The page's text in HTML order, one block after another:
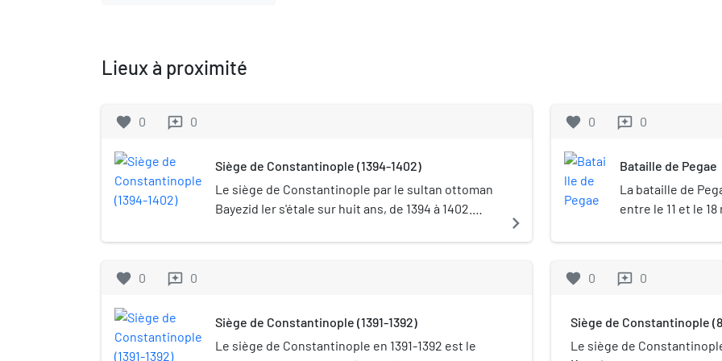
Lieux à proximité
favorite 0 reviews 0
Siège de Constantinople (1394-1402)
Le siège de Constantinople par le sultan ottoman
Bayezid Ier s'étale sur huit ans, de 1394 à 1402.
s'apparente plus à un blocus qui isole
assistances par voie maritime. Ce siège ou blocus
de Constantinople conduit les princes chrétiens à
navigate_next
favorite 0 reviews 0
Siège de Constantinople (1391-1392)
Le siège de Constantinople en 1391-1392 est le
favorite 0 reviews 0
Bataille de Pegae
La bataille de
entre le 11 et le
byzantino-
Marie-de-la-
Dès la première
byzantines
favorite 0 reviews 0
Siège de Constantinople
Le siège de